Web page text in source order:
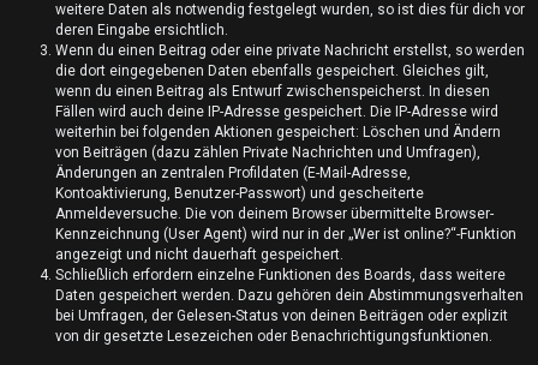
weitere Daten als notwendig festgelegt wurden, so ist dies für dich vor
deren Eingabe ersichtlich.
Wenn du einen Beitrag oder eine private Nachricht erstellst, so werden
die dort eingegebenen Daten ebenfalls gespeichert. Gleiches gilt,
wenn du einen Beitrag als Entwurf zwischenspeicherst. In diesen
Fällen wird auch deine IP-Adresse gespeichert. Die IP-Adresse wird
weiterhin bei folgenden Aktionen gespeichert: Löschen und Ändern
von Beiträgen (dazu zählen Private Nachrichten und Umfragen),
Änderungen an zentralen Profildaten (E-Mail-Adresse,
Kontoaktivierung, Benutzer-Passwort) und gescheiterte
Anmeldeversuche. Die von deinem Browser übermittelte Browser-
Kennzeichnung (User Agent) wird nur in der „Wer ist online?“-Funktion
angezeigt und nicht dauerhaft gespeichert.
Schließlich erfordern einzelne Funktionen des Boards, dass weitere
Daten gespeichert werden. Dazu gehören dein Abstimmungsverhalten
bei Umfragen, der Gelesen-Status von deinen Beiträgen oder explizit
von dir gesetzte Lesezeichen oder Benachrichtigungsfunktionen.